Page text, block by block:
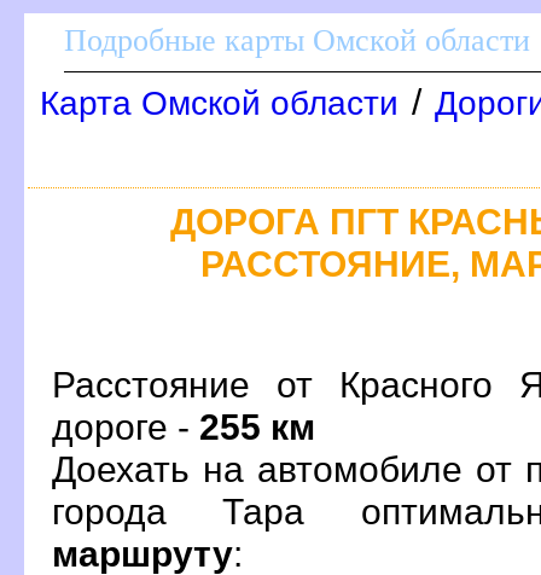
Подробные карты Омской области
Карта Омской области /
ДОРОГА ПГТ
РАССТОЯНИЕ,
Расстояние от
дороге - 255 км
Доехать на автомобиле от
орода Тара
маршруту: